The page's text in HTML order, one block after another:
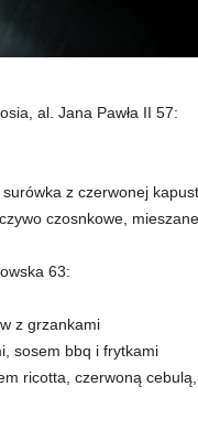
al. Jana Pawła II 57:
z czerwonej
czosnkowe,
63:
z grzankami
sosem bbq i frytkami
ricotta, czerwoną